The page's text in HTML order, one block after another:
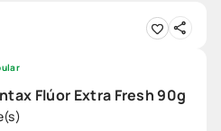
Flúor Extra Fresh 90g